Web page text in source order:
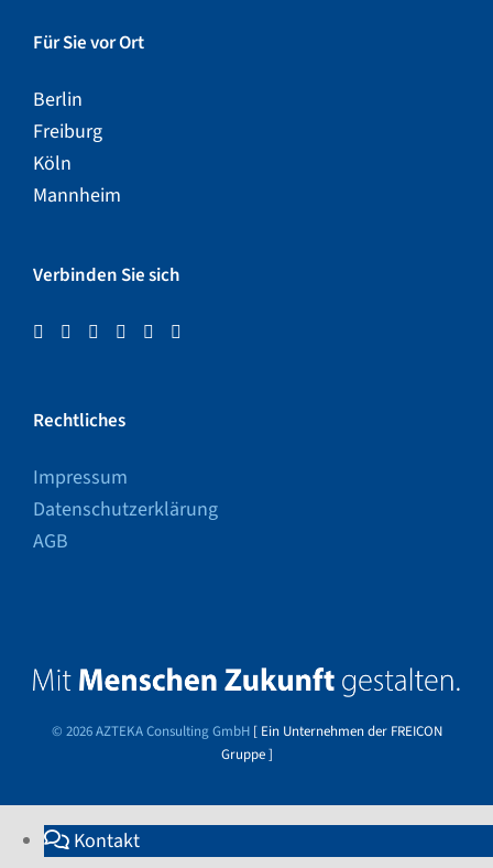
Für Sie vor Ort
Berlin
Freiburg
Köln
Mannheim
Verbinden Sie sich
Rechtliches
Impressum
Datenschutzerklärung
AGB
© 2026 AZTEKA Consulting GmbH [ Ein Unternehmen der FREICON
Gruppe ]
Kontakt